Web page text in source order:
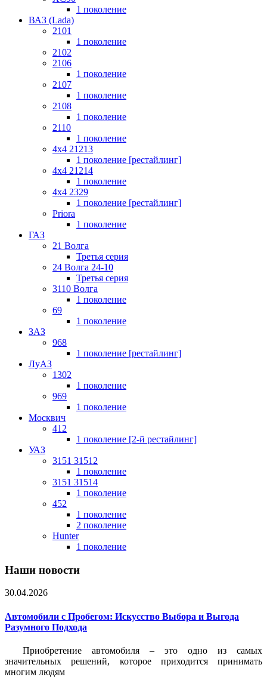
1 поколение
ВАЗ (Lada)
2101
1 поколение
2102
2106
1 поколение
2107
1 поколение
2108
1 поколение
2110
1 поколение
4x4 21213
1 поколение [рестайлинг]
4x4 21214
1 поколение
4x4 2329
1 поколение [рестайлинг]
Priora
1 поколение
ГАЗ
21 Волга
Третья серия
24 Волга 24-10
Третья серия
3110 Волга
1 поколение
69
1 поколение
ЗАЗ
968
1 поколение [рестайлинг]
ЛуАЗ
1302
1 поколение
969
1 поколение
Москвич
412
1 поколение [2-й рестайлинг]
УАЗ
3151 31512
1 поколение
3151 31514
1 поколение
452
1 поколение
2 поколение
Hunter
1 поколение
Наши новости
30.04.2026
Автомобили с Пробегом: Искусство Выбора и Выгода
Разумного Подхода
Приобретение автомобиля – это одно из самых
значительных решений, которое приходится принимать
многим людям